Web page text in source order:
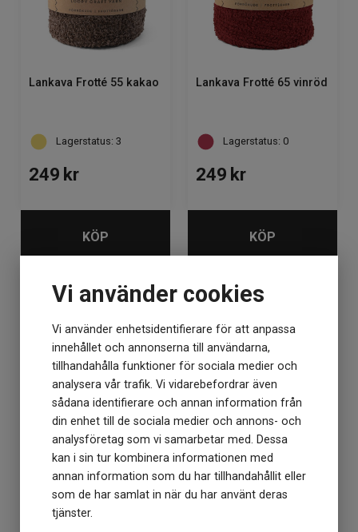
Vi använder cookies
Vi använder enhetsidentifierare för att anpassa
innehållet och annonserna till användarna,
tillhandahålla funktioner för sociala medier och
analysera vår trafik. Vi vidarebefordrar även
sådana identifierare och annan information från
din enhet till de sociala medier och annons- och
analysföretag som vi samarbetar med. Dessa
kan i sin tur kombinera informationen med
annan information som du har tillhandahållit eller
som de har samlat in när du har använt deras
tjänster.
Lankava Frotté 55 kakao
Lagerstatus: 3
249 kr
KÖP
Lankava Frotté 65 vinröd
Lagerstatus: 0
249 kr
KÖP
Lankava Frotté 67 grå
Lagerstatus: 1
Lankava Frotté 73
linbeige
Lagerstatus: 0